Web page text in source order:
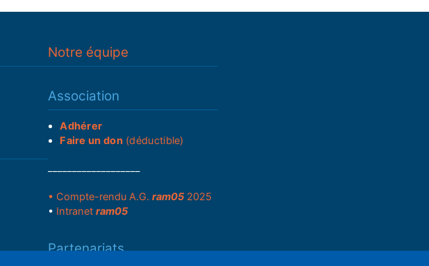
Notre équipe
Association
Adhérer
Faire un don(déductible)
• Compte-rendu A.G. ram052025
• Intranet ram05
Partenariats